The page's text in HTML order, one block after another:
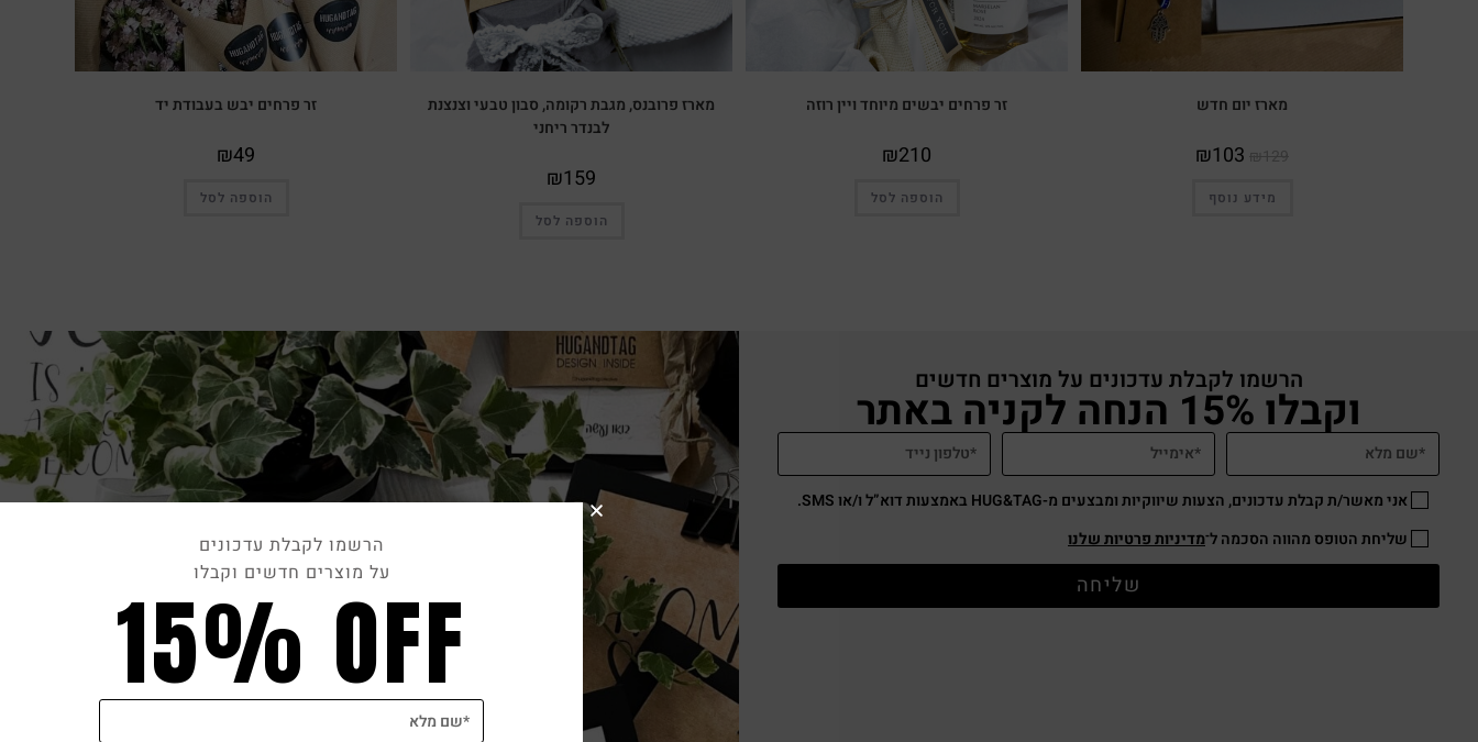
מארז יום חדש
₪103
מידע נוסף
זר פרחים יבשים מיוחד ויין רוזה
₪210
הוספה לסל
מארז פרובנס, מגבת רקומה, סבון טבעי וצנצנת
לבנדר ריחני
₪159
הוספה לסל
זר פרחים יבש בעבודת יד
₪49
הוספה לסל
הרשמו לקבלת עדכונים על מוצרים חדשים
וקבלו 15% הנחה לקניה באתר
אני מאשר/ת קבלת עדכונים, הצעות שיווקיות ומבצעים מ-HUG&TAG באמצעות דוא”ל ו/או SMS.
שליחת הטופס מהווה הסכמה ל־מדיניות פרטיות שלנו
שליחה
הרשמו לקבלת עדכונים
על מוצרים חדשים וקבלו
15% OFF